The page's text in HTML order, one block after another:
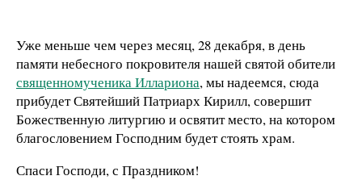
Уже меньше чем через месяц, 28 декабря, в день
памяти небесного покровителя нашей святой обители
священномученика Иллариона, мы надеемся, сюда
прибудет Святейший Патриарх Кирилл, совершит
Божественную литургию и освятит место, на котором
благословением Господним будет стоять храм.
Спаси Господи, с Праздником!